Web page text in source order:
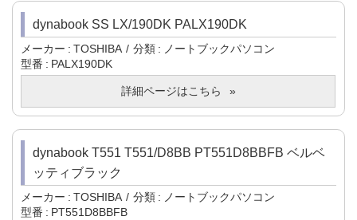
dynabook SS LX/190DK PALX190DK
メーカー TOSHIBA 分類
ノートブックパソコン
型番
PALX190DK
詳細ページはこちら
dynabook T551 T551/D8BB PT551D8BBFB ベルベ
ッティブラック
メーカー TOSHIBA 分類
ノートブックパソコン
型番
PT551D8BBFB